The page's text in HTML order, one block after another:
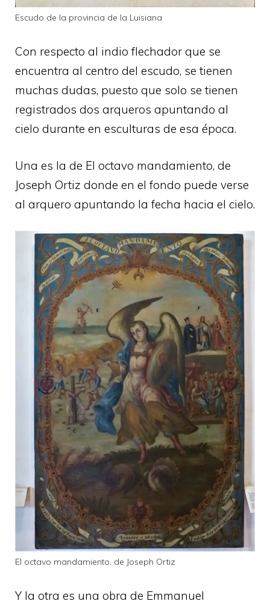
Escudo de la provincia de la Luisiana
Con respecto al indio flechador que se
encuentra al centro del escudo, se tienen
muchas dudas, puesto que solo se tienen
registrados dos arqueros apuntando al
cielo durante en esculturas de esa época.
Una es la de El octavo mandamiento, de
Joseph Ortiz donde en el fondo puede verse
al arquero apuntando la fecha hacia el cielo.
El octavo mandamiento, de Joseph Ortiz
Y la otra es una obra de Emmanuel